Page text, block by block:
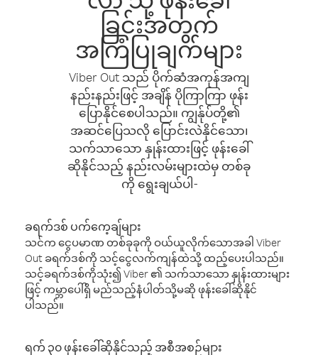
ခြင်းအတွက်
အကြံပြုချက်များ
Viber Out သည် ပိုက်ဆံအကုန်အကျ
နည်းနည်းဖြင့် အချိန် ပိုကြာကြာ ဖုန်း
ပြောနိုင်စေပါသည်။ ကျွန်ုပ်တို့၏
အဆင်ပြေသလို ပြောင်းလဲနိုင်သော၊
သက်သာသော နှုန်းထားဖြင့် ဖုန်းခေါ်
ဆိုနိုင်သည့် နည်းလမ်းများထဲမှ တစ်ခု
ကို ရွေးချယ်ပါ-
ခရက်ဒစ် ပက်ကေ့ချ်များ
သင်က ငွေပမာဏ တစ်ခုခုကို ဝယ်ယူလိုက်သောအခါ Viber
Out ခရက်ဒစ်ကို သင့်ငွေလက်ကျန်ထဲသို့ ထည့်ပေးပါသည်။
သင့်ခရက်ဒစ်ကိုသုံး၍ Viber ၏ သက်သာသော နှုန်းထားများ
ဖြင့် ကမ္ဘာပေါ်ရှိ မည်သည့်နံပါတ်သို့မဆို ဖုန်းခေါ်ဆိုနိုင်
ပါသည်။
ရက် ၃၀ ဖုန်းခေါ်ဆိုနိုင်သည့် အစီအစဉ်များ